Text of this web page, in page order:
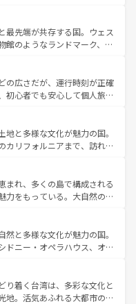
るランス、プロヴァンスの
多彩な楽しみ方が可能だ。さ
力が溢れており、どの街角に
で全く異なる文化を体験で
着のフランス情報はコンテンツ一覧
ても飽きることがない。ベ
ルン州のアルプスの絶景、そ
といった風景は必見。ビール
しい。 なお、新着の
を参照してほしい。
最先端が共存する国。ウェス
館のようなランドマーク、歴
また、優雅なアフタヌーン
らない英国パブ、サッカー観
る体験も豊富。イギリスを旅
の広さだが、運行時刻が正確
初心者でも安心して個人旅行
イスならではのユニークな
けでなく町歩きも満喫する
高いため物価も高いが、旅行
ともできる。 なお、新
一覧 を参照してほしい。
と多様な文化が魅力の国。
カリフォルニアまで、訪れる
ョッピング、エンターテイ
スポットだ。一方、アメリカ
ランドキャニオンやイエロー
楽と美食が融合した独特の
の各地域で異なる魅力を楽
かな歴史を感じることができ
のアメリカ
してほしい。
まれ、多くの島で構成される
力をもっている。大自然の神
番の観光地といえばオアフ
らマウイ島やカウアイ島が
ンに輝く海をはじめ、豊かな
々を迎えてくれるハワイの
ドやハワイアンミュージッ
、すべてがハワイの魅力を彩
と多様な文化が魅力の国。
ドニー・オペラハウス、オー
えるウルル（エアーズロッ
生林やケアンズの熱帯雨林な
た、カフェやワイン、オージ
り着く台湾は、多彩な文化と
地。活気あふれる大都市の台